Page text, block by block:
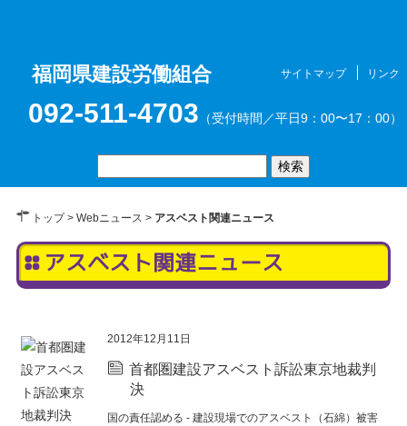
福岡県建設労働組合 サイトマップ リンク
092-511-4703 （受付時間／平日9：00〜17：00）
トップ> Webニュース > アスベスト関連ニュース
アスベスト関連ニュース
2012年12月11日
首都圏建設アスベスト訴訟東京地裁判
決
国の責任認める - 建設現場でのアスベスト（石綿）被害